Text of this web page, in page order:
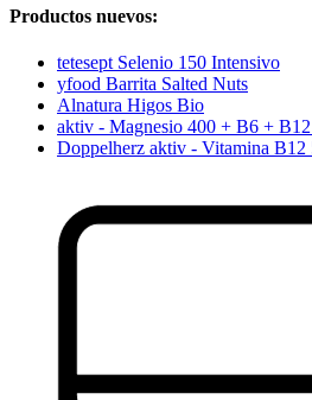
Productos nuevos:
tetesept Selenio 150 Intensivo
yfood Barrita Salted Nuts
Alnatura Higos Bio
aktiv - Magnesio 400 + B6 +
Doppelherz aktiv - Vitamina B12